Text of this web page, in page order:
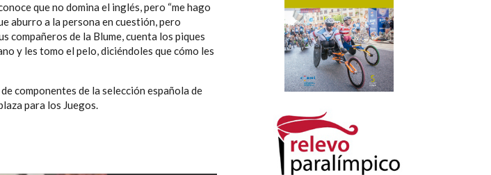
que no domina el inglés, pero “me hago
aburro a la persona en cuestión, pero
compañeros de la Blume, cuenta los piques
y les tomo el pelo, diciéndoles que cómo les
componentes de la selección española de
para los Juegos.